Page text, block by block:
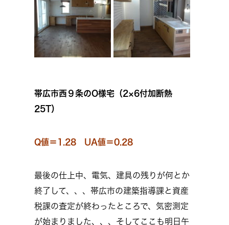
帯広市西９条のO様宅（2×6付加断熱
25T）
Q値＝1.28 UA値＝0.28
最後の仕上中、電気、建具の残りが何とか
終了して、、、帯広市の建築指導課と資産
税課の査定が終わったところで、気密測定
が始まりました、、、そしてここも明日午